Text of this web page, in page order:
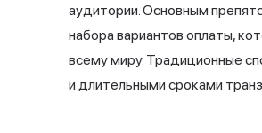
аудитории. Основным
набора вариантов оплаты,
всему миру. Традиционные
и длительными сроками